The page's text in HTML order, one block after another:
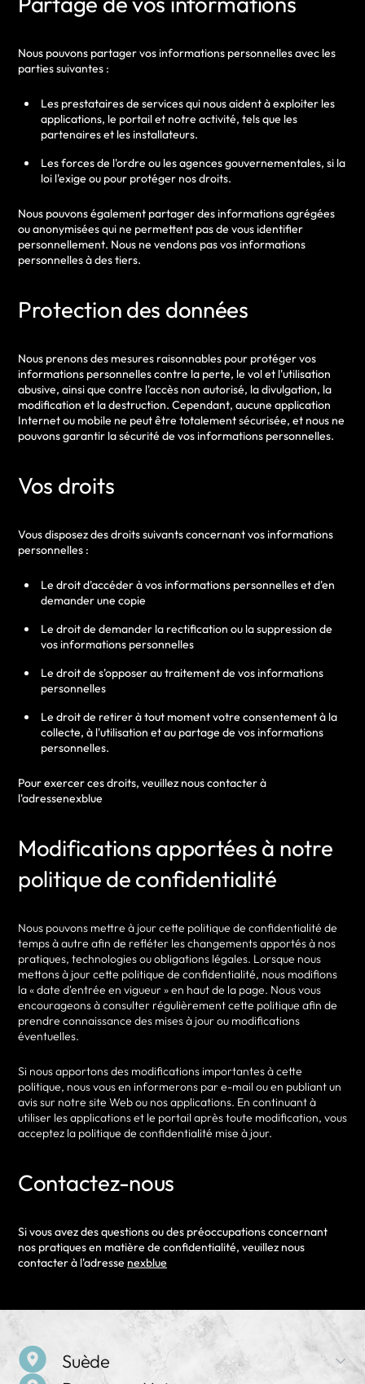
Nous pouvons partager vos informations personnelles avec les
parties suivantes :
Les prestataires de services qui nous aident à exploiter les
applications, le portail et notre activité, tels que les
partenaires et les installateurs.
Les forces de l'ordre ou les agences gouvernementales, si la
loi l'exige ou pour protéger nos droits.
Nous pouvons également partager des informations agrégées
ou anonymisées qui ne permettent pas de vous identifier
personnellement. Nous ne vendons pas vos informations
personnelles à des tiers.
Protection des données
Nous prenons des mesures raisonnables pour protéger vos
informations personnelles contre la perte, le vol et l'utilisation
abusive, ainsi que contre l'accès non autorisé, la divulgation, la
modification et la destruction. Cependant, aucune application
Internet ou mobile ne peut être totalement sécurisée, et nous ne
pouvons garantir la sécurité de vos informations personnelles.
Vos droits
Vous disposez des droits suivants concernant vos informations
personnelles :
Le droit d'accéder à vos informations personnelles et d'en
demander une copie
Le droit de demander la rectification ou la suppression de
vos informations personnelles
Le droit de s'opposer au traitement de vos informations
personnelles
Le droit de retirer à tout moment votre consentement à la
collecte, à l'utilisation et au partage de vos informations
personnelles.
Pour exercer ces droits, veuillez nous contacter à
l'adressenexblue
Modifications apportées à notre
politique de confidentialité
Nous pouvons mettre à jour cette politique de confidentialité de
temps à autre afin de refléter les changements apportés à nos
pratiques, technologies ou obligations légales. Lorsque nous
mettons à jour cette politique de confidentialité, nous modifions
la « date d'entrée en vigueur » en haut de la page. Nous vous
encourageons à consulter régulièrement cette politique afin de
prendre connaissance des mises à jour ou modifications
éventuelles.
Si nous apportons des modifications importantes à cette
politique, nous vous en informerons par e-mail ou en publiant un
avis sur notre site Web ou nos applications. En continuant à
utiliser les applications et le portail après toute modification, vous
acceptez la politique de confidentialité mise à jour.
Contactez-nous
Si vous avez des questions ou des préoccupations concernant
nos pratiques en matière de confidentialité, veuillez nous
contacter à l'adresse nexblue
Suède